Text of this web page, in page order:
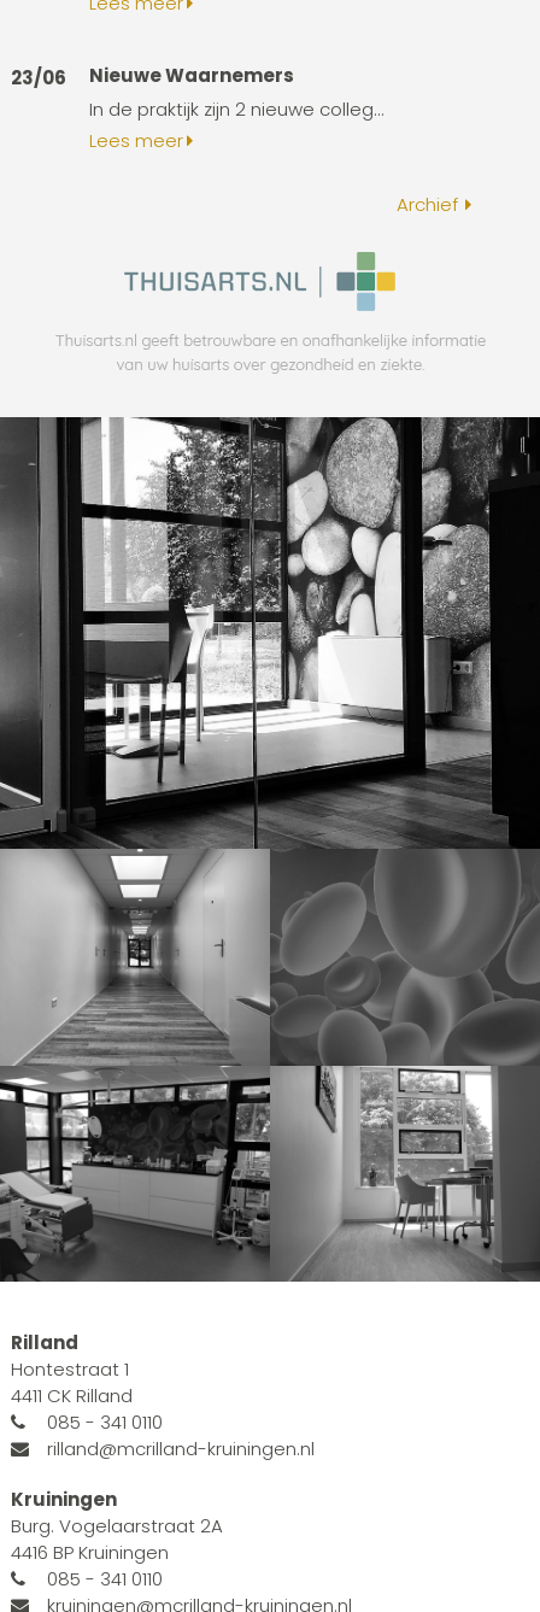
23/06
Nieuwe Waarnemers
In de praktijk zijn 2 nieuwe colleg...
Lees meer
Archief
Rilland
Hontestraat 1
4411 CK Rilland
085 - 341 0110
rilland@mcrilland-kruiningen.nl
Kruiningen
Burg. Vogelaarstraat 2A
4416 BP Kruiningen
085 - 341 0110
kruiningen@mcrilland-kruiningen.nl